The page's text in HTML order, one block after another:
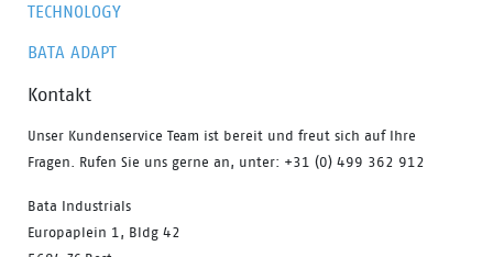
TECHNOLOGY
BATA ADAPT
Kontakt
Unser Kundenservice Team ist bereit und freut sich auf Ihre
Fragen. Rufen Sie uns gerne an, unter: +31 (0) 499 362 912
Bata Industrials
Europaplein 1, Bldg 42